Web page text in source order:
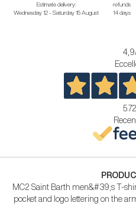
Estimate delivery:
Wednesday 12 - Saturday 15 August
refunds
14 days
4,9
MC2 Saint Barth men&#39;s T-
pocket and logo lettering on the